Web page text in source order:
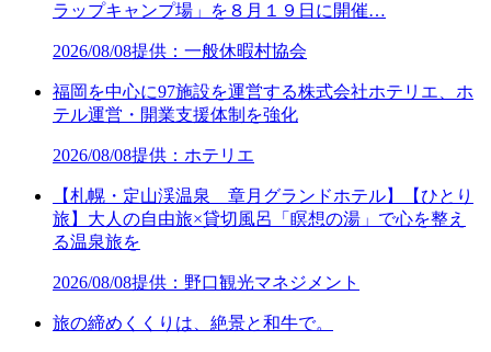
ラップキャンプ場」を８月１９日に開催…
2026/08/08提供：一般休暇村協会
福岡を中心に97施設を運営する株式会社ホテリエ、ホ
テル運営・開業支援体制を強化
2026/08/08提供：ホテリエ
【札幌・定山渓温泉 章月グランドホテル】【ひとり
旅】大人の自由旅×貸切風呂「瞑想の湯」で心を整え
る温泉旅を
2026/08/08提供：野口観光マネジメント
旅の締めくくりは、絶景と和牛で。